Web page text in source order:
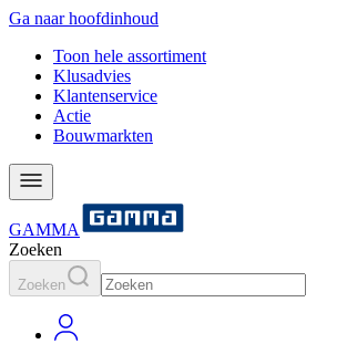
Ga naar hoofdinhoud
Toon hele assortiment
Klusadvies
Klantenservice
Actie
Bouwmarkten
GAMMA
Zoeken
Zoeken